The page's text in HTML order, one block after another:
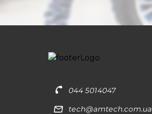
044 5014047
tech@amtech.com.ua